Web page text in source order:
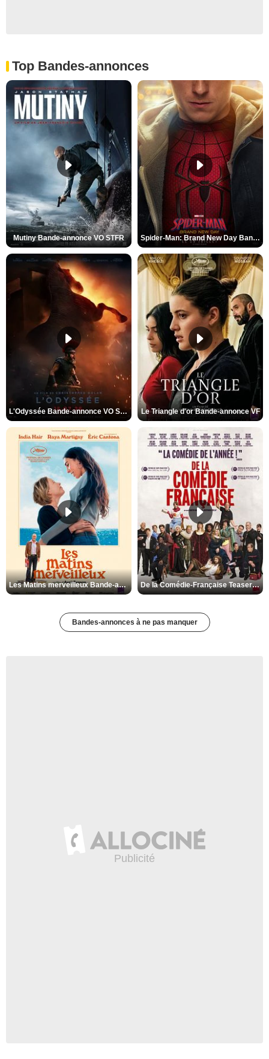
Top Bandes-annonces
Mutiny Bande-annonce VO STFR Spider-Man: Brand New Day Bande-annonce VO STFR
L'Odyssée Bande-annonce VO STFR Le Triangle d'or Bande-annonce VF
Les Matins merveilleux Bande-annonce VF De la Comédie-Française Teaser VF
Bandes-annonces à ne pas manquer